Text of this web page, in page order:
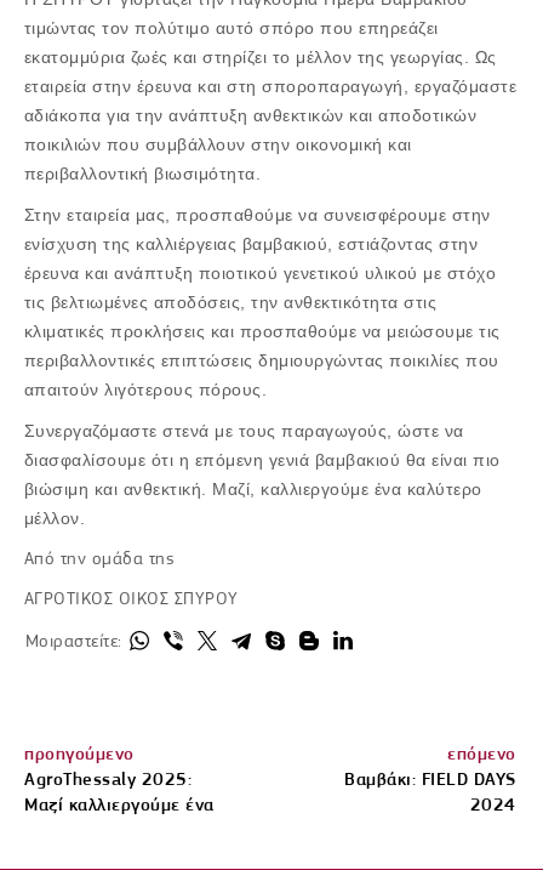
τιμώντας τον πολύτιμο αυτό σπόρο που επηρεάζει
εκατομμύρια ζωές και στηρίζει το μέλλον της γεωργίας. Ως
εταιρεία στην έρευνα και στη σποροπαραγωγή, εργαζόμαστε
αδιάκοπα για την ανάπτυξη ανθεκτικών και αποδοτικών
ποικιλιών που συμβάλλουν στην οικονομική και
περιβαλλοντική βιωσιμότητα.
Στην εταιρεία μας, προσπαθούμε να συνεισφέρουμε στην
ενίσχυση της καλλιέργειας βαμβακιού, εστιάζοντας στην
έρευνα και ανάπτυξη ποιοτικού γενετικού υλικού με στόχο
τις βελτιωμένες αποδόσεις, την ανθεκτικότητα στις
κλιματικές προκλήσεις και προσπαθούμε να μειώσουμε τις
περιβαλλοντικές επιπτώσεις δημιουργώντας ποικιλίες που
απαιτούν λιγότερους πόρους.
Συνεργαζόμαστε στενά με τους παραγωγούς, ώστε να
διασφαλίσουμε ότι η επόμενη γενιά βαμβακιού θα είναι πιο
βιώσιμη και ανθεκτική. Μαζί, καλλιεργούμε ένα καλύτερο
μέλλον.
Από την ομάδα της
ΑΓΡΟΤΙΚΟΣ ΟΙΚΟΣ ΣΠΥΡΟΥ
Μοιραστείτε:
προηγούμενο
AgroThessaly 2025:
Μαζί καλλιεργούμε ένα
επόμενο
Βαμβάκι: FIELD DAYS
2024